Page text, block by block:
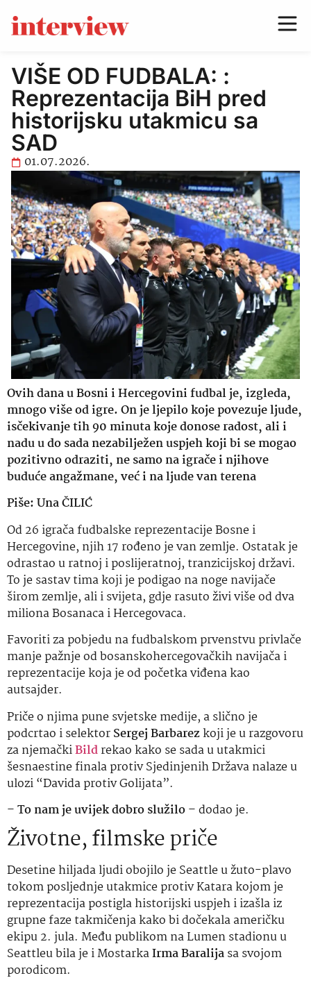
VIŠE OD FUDBALA: :
Reprezentacija BiH pred
historijsku utakmicu sa
SAD
01.07.2026.
Ovih dana u Bosni i Hercegovini fudbal je, izgleda,
mnogo više od igre. On je ljepilo koje povezuje ljude,
isčekivanje tih 90 minuta koje donose radost, ali i
nadu u do sada nezabilježen uspjeh koji bi se mogao
pozitivno odraziti, ne samo na igrače i njihove
buduće angažmane, već i na ljude van terena
Piše: Una ČILIĆ
Od 26 igrača fudbalske reprezentacije Bosne i
Hercegovine, njih 17 rođeno je van zemlje. Ostatak je
odrastao u ratnoj i poslijeratnoj, tranzicijskoj državi.
To je sastav tima koji je podigao na noge navijače
širom zemlje, ali i svijeta, gdje rasuto živi više od dva
miliona Bosanaca i Hercegovaca.
Favoriti za pobjedu na fudbalskom prvenstvu privlače
manje pažnje od bosanskohercegovačkih navijača i
reprezentacije koja je od početka viđena kao
autsajder.
Priče o njima pune svjetske medije, a slično je
podcrtao i selektorSergej Barbarezkoji je u razgovoru
za njemačkiBildrekao kako se sada u utakmici
šesnaestine finala protiv Sjedinjenih Država nalaze u
ulozi “Davida protiv Golijata”.
–To nam je uvijek dobro služilo– dodao je.
Životne, filmske priče
Desetine hiljada ljudi obojilo je Seattle u žuto-plavo
tokom posljednje utakmice protiv Katara kojom je
reprezentacija postigla historijski uspjeh i izašla iz
grupne faze takmičenja kako bi dočekala američku
ekipu 2. jula. Među publikom na Lumen stadionu u
Seattleu bila je i MostarkaIrma Baralijasa svojom
porodicom.